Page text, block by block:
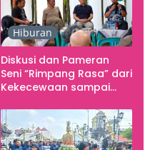
Hiburan
Diskusi dan Pameran
Seni “Rimpang Rasa” dari
Kekecewaan sampai
Yogyakarta sebagai
Pusat Pergerakan Seni
Rupa Indonesia